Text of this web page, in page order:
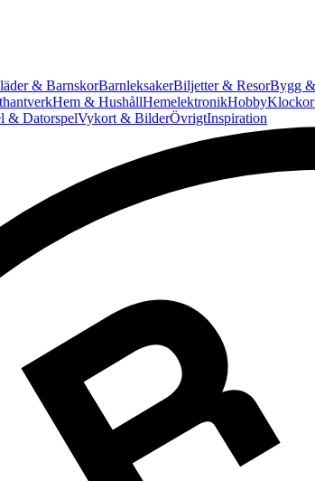
& BarnskorBarnleksakerBiljetter & ResorBygg
Hem & HushållHemelektronikHobbyKlockor
& DatorspelVykort & BilderÖvrigtInspiration